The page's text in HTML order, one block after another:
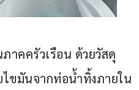
าคครัวเรือน ด้วยวัสดุ
ขมันจากท่อน้ำทิ้งภายใน